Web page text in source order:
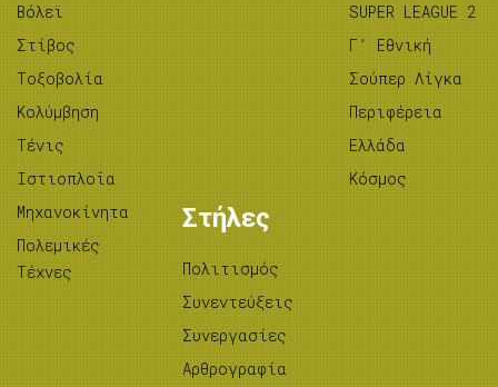
Βόλεϊ
Στίβος
Tοξοβολία
Κολύμβηση
Τένις
Ιστιοπλοΐα
Μηχανοκίνητα
Πολεμικές
Τέχνες
SUPER LEAGUE 2
Γ’ Εθνική
Σούπερ Λίγκα
Περιφέρεια
Ελλάδα
Κόσμος
Στήλες
Πολιτισμός
Συνεντεύξεις
Συνεργασίες
Αρθρογραφία